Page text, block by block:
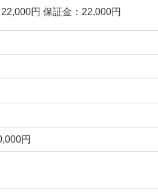
円 保証金：22,000円
円